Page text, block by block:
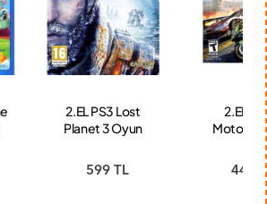
2.EL PS3 Lost
Planet 3 Oyun
599 TL
2.EL
Oyun
445